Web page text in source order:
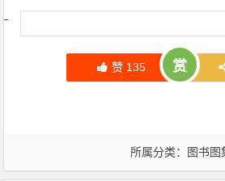
文章导航
赞 135 赏
所属分类： 图书图